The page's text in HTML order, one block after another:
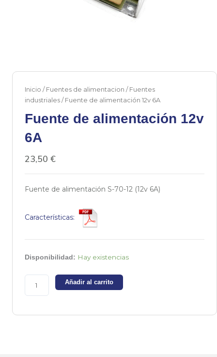
Inicio /Fuentes de alimentacion /Fuentes
industriales/ Fuente de alimentación 12v 6A
Fuente de alimentación 12v
6A
23,50 €
Fuente de alimentación S-70-12 (12v 6A)
Características:
Disponibilidad: Hay existencias
Fuente
alimentación
6A
Añadir al carrito